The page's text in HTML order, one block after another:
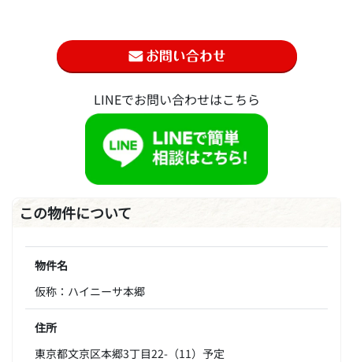
LINEでお問い合わせはこちら
この物件について
物件名
仮称：ハイニーサ本郷
住所
東京都文京区本郷3丁目22-（11）予定